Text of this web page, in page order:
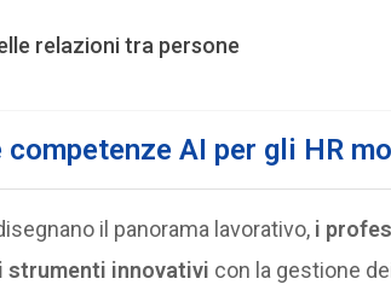
relazioni tra persone
AI per gli HR
il panorama lavorativo, i
strumenti innovativi con la gestione